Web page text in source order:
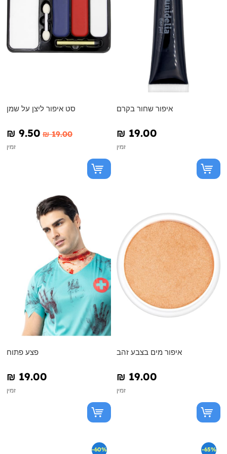
סט איפור ליצן על שמן
₪‎ 9.50 ₪‎ 19.00
זמין
איפור שחור בקרם
₪‎ 19.00
זמין
פצע פתוח
₪‎ 19.00
זמין
איפור מים בצבע זהב
₪‎ 19.00
זמין
-60% -65%